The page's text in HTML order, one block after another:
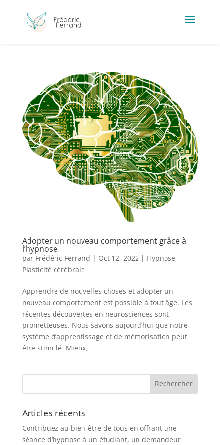
Adopter un nouveau comportement grâce à
l’hypnose
par Frédéric Ferrand | Oct 12, 2022 | Hypnose,
Plasticité cérébrale
Apprendre de nouvelles choses et adopter un
nouveau comportement est possible à tout âge. Les
récentes découvertes en neurosciences sont
prometteuses. Nous savons aujourd’hui que notre
système d’apprentissage et de mémorisation peut
être stimulé. Mieux,...
Articles récents
Contribuez au bien-être de tous en offrant une
séance d’hypnose à un étudiant, un demandeur